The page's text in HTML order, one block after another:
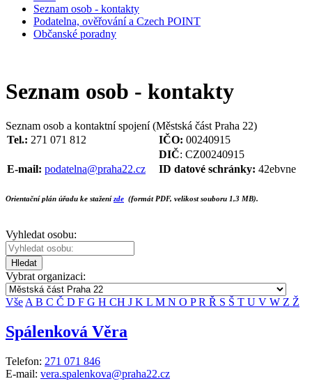
Seznam osob - kontakty
Podatelna, ověřování a Czech POINT
Občanské poradny
Seznam osob - kontakty
Seznam osob a kontaktní spojení (Městská část Praha 22)
Tel.: 271 071 812 IČO: 00240915
DIČ: CZ00240915
E-mail: podatelna@praha22.cz ID datové schránky: 42ebvne
Orientační plán úřadu ke staženízde (formát PDF, velikost souboru 1,3 MB).
Vyhledat osobu:
Hledat
Vybrat organizaci:
Vše A B C Č D F G H CH J K L M N O PR Ř S Š T U V W Z Ž
Spálenková Věra
Telefon: 271 071 846
E-mail: vera.spalenkova@praha22.cz